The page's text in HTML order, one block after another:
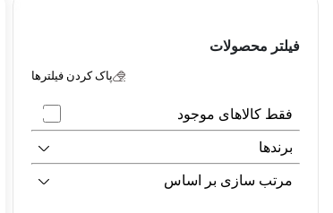
فیلتر محصولات
پاک کردن فیلترها
فقط کالاهای موجود
برندها
مرتب سازی بر اساس